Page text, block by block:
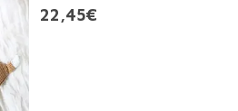
22,45€